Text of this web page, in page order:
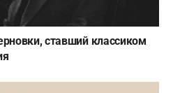
ставший классиком